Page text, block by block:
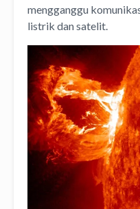
mengganggu
listrik dan satelit.